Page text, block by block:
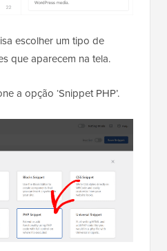
escolher um tipo de
que aparecem na tela.
a opção ‘Snippet PHP’.